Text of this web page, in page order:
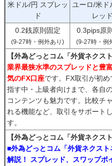
米ドル/円 スプレッ
ド
ユーロ/米ド
レッド
0.2銭原則固定
(9-27時・例外あり)
0.3pips原
(9-27時・例
【外為どっとコム「外貨ネクス
業界最狭水準のスプレッドと豊
気のFX口座です。FX取引が初
指す中・上級者向けまで、各自
コンテンツも魅力です。比較チ
れる機能など、取引をサポート
す。
【外為どっとコム「外貨ネクス
■外為どっとコム「外貨ネクス
解説！ スプレッド、スワップポ